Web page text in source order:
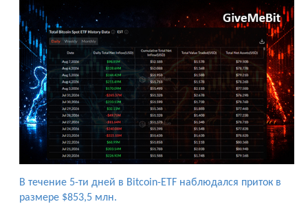
В течение 5-ти дней в Bitcoin-ETF наблюдался приток в
размере $853,5 млн.